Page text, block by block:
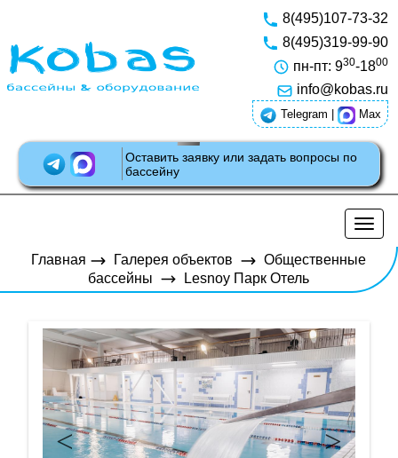
Оставить заявку или задать вопросы по
бассейну
8(495)107-73-32
8(495)319-99-90
пн-пт: 930-1800
info@kobas.ru
Telegram Max
Главная
Галерея объектов
Общественные
бассейны
Lesnoy Парк Отель